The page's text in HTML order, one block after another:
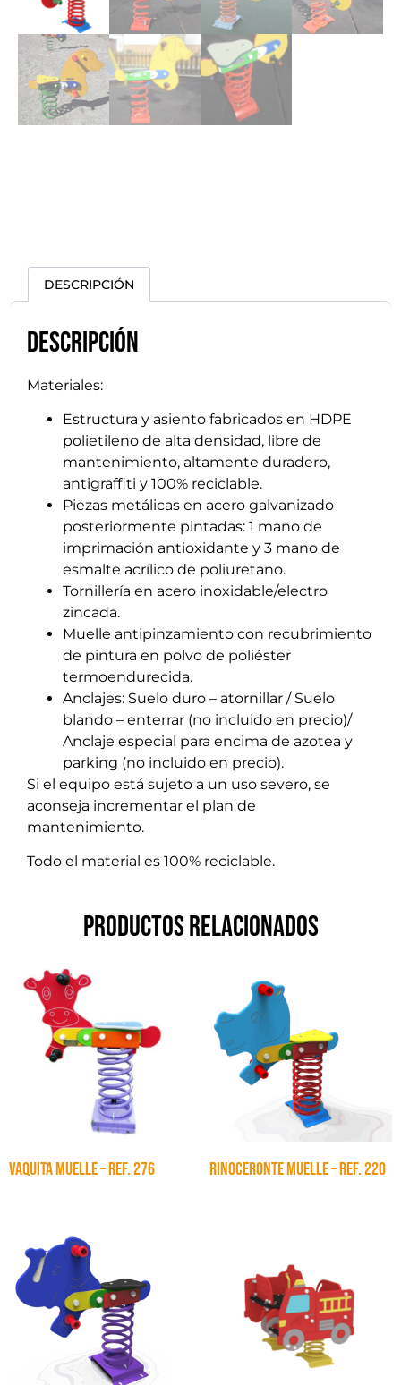
DESCRIPCIÓN
Descripción
Materiales:
Estructura y asiento fabricados en HDPE
polietileno de alta densidad, libre de
mantenimiento, altamente duradero,
antigraffiti y 100% reciclable.
Piezas metálicas en acero galvanizado
posteriormente pintadas: 1 mano de
imprimación antioxidante y 3 mano de
esmalte acrílico de poliuretano.
Tornillería en acero inoxidable/electro
zincada.
Muelle antipinzamiento con recubrimiento
de pintura en polvo de poliéster
termoendurecida.
Anclajes: Suelo duro – atornillar / Suelo
blando – enterrar (no incluido en precio)/
Anclaje especial para encima de azotea y
parking (no incluido en precio).
Si el equipo está sujeto a un uso severo, se
aconseja incrementar el plan de
mantenimiento.
Todo el material es 100% reciclable.
Productos relacionados
VAQUITA MUELLE – Ref. 276 RINOCERONTE MUELLE – Ref. 220